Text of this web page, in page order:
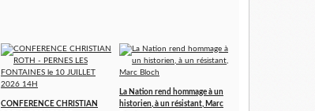
CONFERENCE CHRISTIAN
La Nation rend hommage à un
historien, à un résistant, Marc